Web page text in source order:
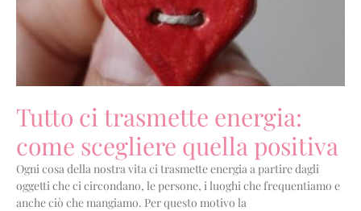
Tutto ci trasmette energia:
come scegliere quella positiva
Ogni cosa della nostra vita ci trasmette energia a partire dagli
oggetti che ci circondano, le persone, i luoghi che frequentiamo e
anche ciò che mangiamo. Per questo motivo la